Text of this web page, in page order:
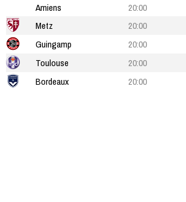
Amiens
20:00
Metz
20:00
Guingamp
20:00
Toulouse
20:00
Bordeaux
20:00